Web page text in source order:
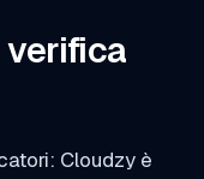
Cloudzy è